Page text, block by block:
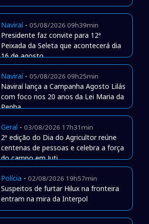
Naviraí- 05/08/2026 09h39min
Presidente faz convite para 12ª
Peixada da Seleta que acontecerá dia
16 de agosto
Naviraí- 05/08/2026 09h25min
Naviraí lança a Campanha Agosto Lilás
com foco nos 20 anos da Lei Maria da
Penha
Geral - 03/08/2026 17h31min
2ª edição do Dia do Agricultor reúne
centenas de pessoas e celebra a força
do campo em Juti
Polícia - 02/08/2026 19h57min
Suspeitos de furtar Hilux na fronteira
entram na mira da Interpol